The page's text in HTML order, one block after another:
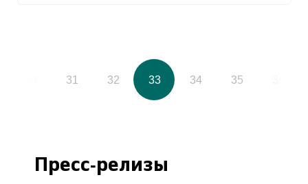
31 32 33 34 35
Пресс-релизы